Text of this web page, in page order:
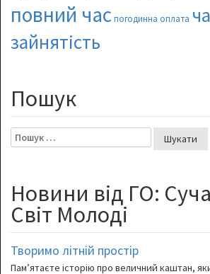
повний час погодинна оплата
зайнятість
Пошук
Пошук:
Новини від ГО:
Світ Молоді
Творимо літній простір
Пам’ятаєте історію про величний каштан,